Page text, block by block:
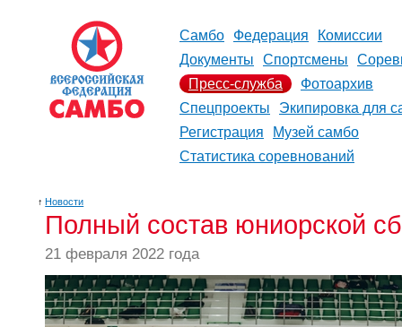
Самбо Федерация
Комиссии
Документы
Спортсмены
Пресс-служба
Фотоархив
Спецпроекты
Экипировка для
Регистрация
Музей самбо
Статистика соревнований
↑ Новости
Полный состав юниорской
21 февраля 2022 года